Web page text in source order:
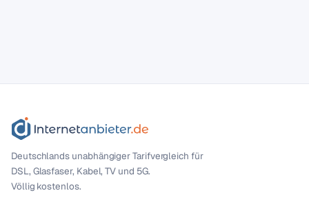
Deutschlands unabhängiger Tarif­vergleich für
DSL, Glasfaser, Kabel, TV und 5G.
Völlig kostenlos.